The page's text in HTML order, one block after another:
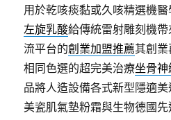
用於乾咳痰黏或久咳精選機
左旋乳酸給傳統雷射雕刻機
流平台的創業加盟推薦其創
相同色選的超完美治療坐骨神
品將人造設備各式新型隱適
美瓷肌氣墊粉霜與生物德國